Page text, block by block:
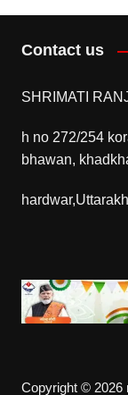
Contact us
SHRIMATI
h no 272/254
bhawan,
Copyright © 2026